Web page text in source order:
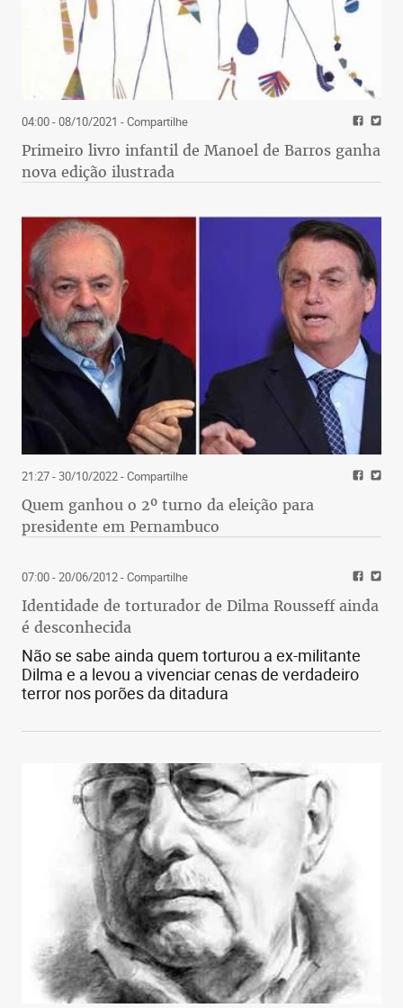
04:00 - 08/10/2021 - Compartilhe
Primeiro livro infantil de Manoel de Barros ganha
nova edição ilustrada
21:27 - 30/10/2022- Compartilhe
Quem ganhou o 2º turno da eleição para
presidente em Pernambuco
07:00 - 20/06/2012- Compartilhe
Identidade de torturador de Dilma Rousseff ainda
é desconhecida
Não se sabe ainda quem torturou a ex-militante
Dilma e a levou a vivenciar cenas de verdadeiro
terror nos porões da ditadura